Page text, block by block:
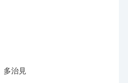
多治見